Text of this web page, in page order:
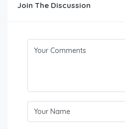
Join The Discussion